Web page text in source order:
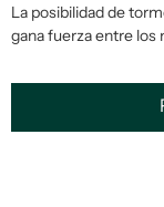
La posibilidad de
gana fuerza entre